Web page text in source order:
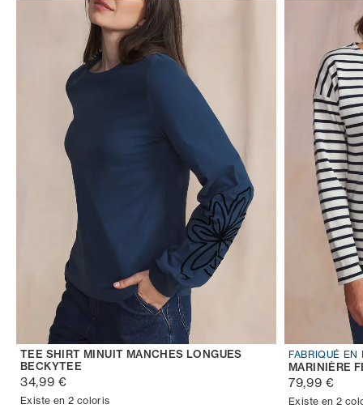
TEE SHIRT MINUIT MANCHES LONGUES
BECKYTEE
34,99 €
Existe en 2 coloris
FABRIQUÉ EN
MARINIÈRE
79,99 €
Existe en 2